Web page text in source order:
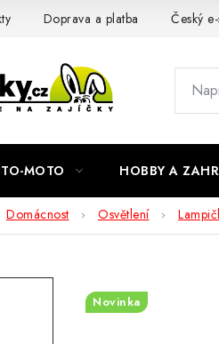
Doprava a platba Český
MOTO HOBBY A
Domácnost Osvětlení
Novinka